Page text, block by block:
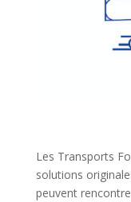
Les Transports
solutions
peuvent